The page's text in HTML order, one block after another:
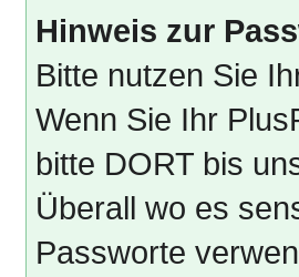
Hinweis zur
Bitte nutzen Sie
Wenn Sie Ihr
bitte DORT bis
Überall wo es
Passworte